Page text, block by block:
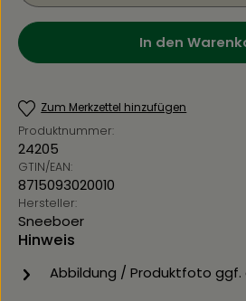
In den
Zum Merkzettel hinzufügen
Produktnummer:
24205
GTIN/EAN:
8715093020010
Hersteller:
Sneeboer
Hinweis
Abbildung / Produktfoto ggf.